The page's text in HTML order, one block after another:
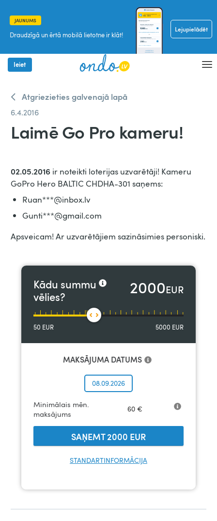
JAUNUMS
Draudzīgā un ērtā mobilā lietotne ir klāt!
Lejupielādēt
Ieiet
Atgriezieties galvenajā lapā
6.4.2016
Laimē Go Pro kameru!
02.05.2016 ir noteikti loterijas uzvarētāji! Kameru
GoPro Hero BALTIC CHDHA-301 saņems:
Ruan***@inbox.lv
Gunti***@gmail.com
Apsveicam! Ar uzvarētājiem sazināsimies personiski.
Kādu summu
vēlies?
2000EUR
50 EUR 5000 EUR
MAKSĀJUMA DATUMS
08.09.2026
Minimālais mēn.
maksājums
60 €
SAŅEMT2000 EUR
STANDARTINFORMĀCIJA